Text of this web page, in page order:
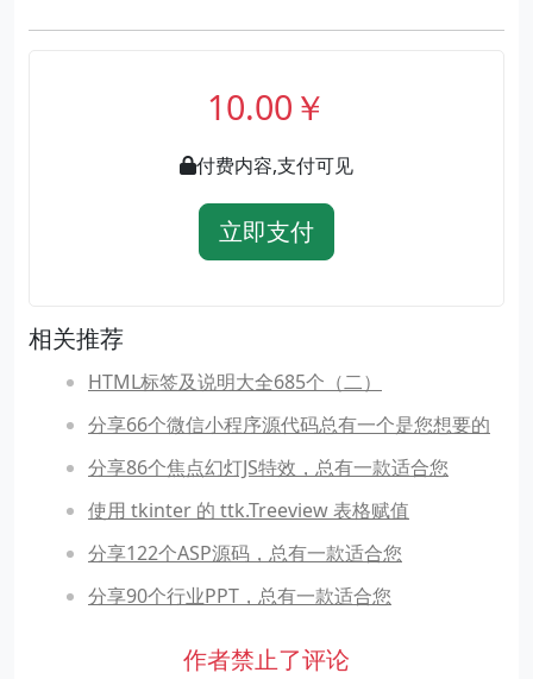
10.00￥
付费内容,支付可见
立即支付
相关推荐
HTML标签及说明大全685个（二）
分享66个微信小程序源代码总有一个是您想要的
分享86个焦点幻灯JS特效，总有一款适合您
使用 tkinter 的 ttk.Treeview 表格赋值
分享122个ASP源码，总有一款适合您
分享90个行业PPT，总有一款适合您
作者禁止了评论